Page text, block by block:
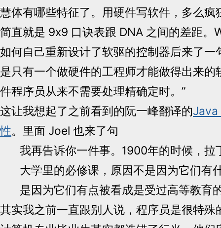
慧体有哪些特征了。用硬件写软件，多么疯
简直就是 9x9 口诀表跟 DNA 之间的差距。
如何自己重新设计了软驱的控制器后来了一
是只有一个做硬件的工程师才能做得出来的
件程序员从来不需要处理精确定时。”
这让我想起了之前看到的阮一峰翻译的Java
性。里面 Joel 也来了句
我再告诉你一件事。1900年的时候，拉
大学里的必修课，原因不是因为它们有
是因为它们有点被看成是受过高等教育
其实我之前一直跟别人说，程序员是很特殊